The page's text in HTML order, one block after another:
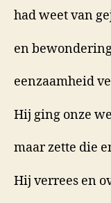
had weet van
en
eenzaamheid
Hij ging onze
maar zette die
Hij verrees en